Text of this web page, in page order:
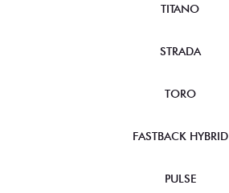
TITANO
STRADA
TORO
FASTBACK HYBRID
PULSE